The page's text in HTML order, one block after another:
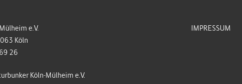
e.V.
Köln
26
Köln-Mülheim e.V.
IMPRESSUM